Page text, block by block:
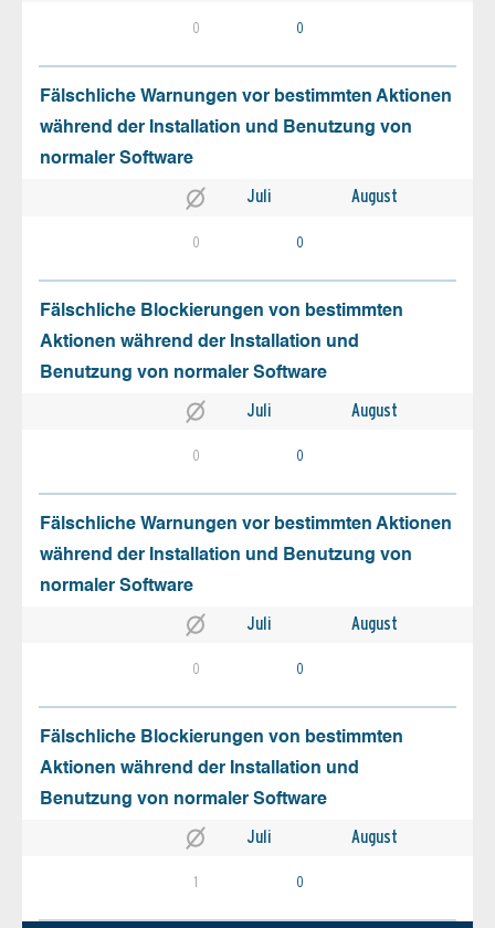
0 0
Fälschliche Warnungen vor bestimmten Aktionen
während der Installation und Benutzung von
normaler Software
Juli August
0 0
Fälschliche Blockierungen von bestimmten
Aktionen während der Installation und
Benutzung von normaler Software
Juli August
0 0
Fälschliche Warnungen vor bestimmten Aktionen
während der Installation und Benutzung von
normaler Software
Juli August
0 0
Fälschliche Blockierungen von bestimmten
Aktionen während der Installation und
Benutzung von normaler Software
Juli August
1 0